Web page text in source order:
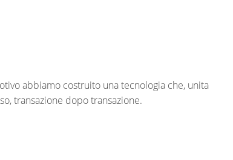
abbiamo costruito una tecnologia che, unita
transazione dopo transazione.